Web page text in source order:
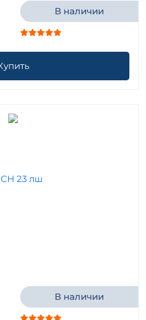
В наличии
В наличии